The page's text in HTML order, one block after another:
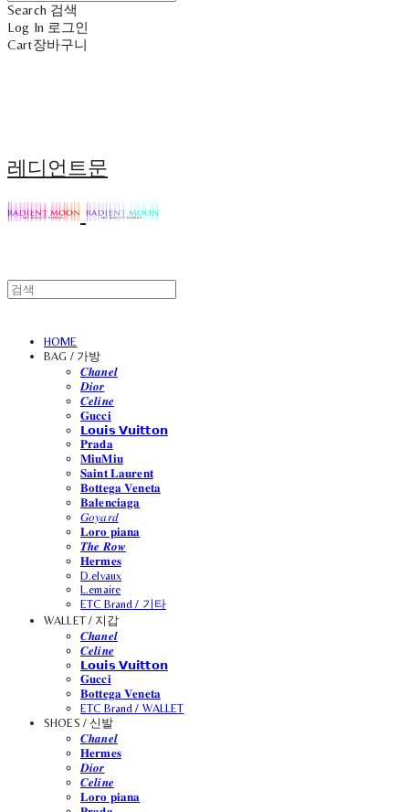
Search 검색
Log In 로그인
Cart장바구니
레디언트문
HOME
BAG / 가방
𝑪𝒉𝒂𝒏𝒆𝒍
𝑫𝒊𝒐𝒓
𝑪𝒆𝒍𝒊𝒏𝒆
𝐆𝐮𝐜𝐜𝐢
𝗟𝗼𝘂𝗶𝘀 𝗩𝘂𝗶𝘁𝘁𝗼𝗻
𝐏𝐫𝐚𝐝𝐚
𝐌𝐢𝐮𝐌𝐢𝐮
𝐒𝐚𝐢𝐧𝐭 𝐋𝐚𝐮𝐫𝐞𝐧𝐭
𝐁𝐨𝐭𝐭𝐞𝐠𝐚 𝐕𝐞𝐧𝐞𝐭𝐚
𝐁𝐚𝐥𝐞𝐧𝐜𝐢𝐚𝐠𝐚
𝐺𝑜𝑦𝑎𝑟𝑑
𝐋𝐨𝐫𝐨 𝐩𝐢𝐚𝐧𝐚
𝑻𝒉𝒆 𝑹𝒐𝒘
𝐇𝐞𝐫𝐦𝐞𝐬
D.elvaux
L.emaire
ETC Brand / 기타
WALLET / 지갑
𝑪𝒉𝒂𝒏𝒆𝒍
𝑪𝒆𝒍𝒊𝒏𝒆
𝗟𝗼𝘂𝗶𝘀 𝗩𝘂𝗶𝘁𝘁𝗼𝗻
𝐆𝐮𝐜𝐜𝐢
𝐁𝐨𝐭𝐭𝐞𝐠𝐚 𝐕𝐞𝐧𝐞𝐭𝐚
ETC Brand / WALLET
SHOES / 신발
𝑪𝒉𝒂𝒏𝒆𝒍
𝐇𝐞𝐫𝐦𝐞𝐬
𝑫𝒊𝒐𝒓
𝑪𝒆𝒍𝒊𝒏𝒆
𝐋𝐨𝐫𝐨 𝐩𝐢𝐚𝐧𝐚